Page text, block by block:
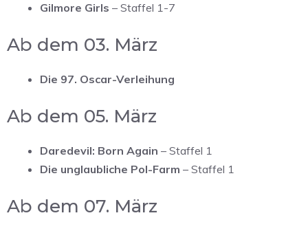
Gilmore Girls – Staffel 1-7
Ab dem 03. März
Die 97. Oscar-Verleihung
Ab dem 05. März
Daredevil: Born Again – Staffel 1
Die unglaubliche Pol-Farm – Staffel 1
Ab dem 07. März